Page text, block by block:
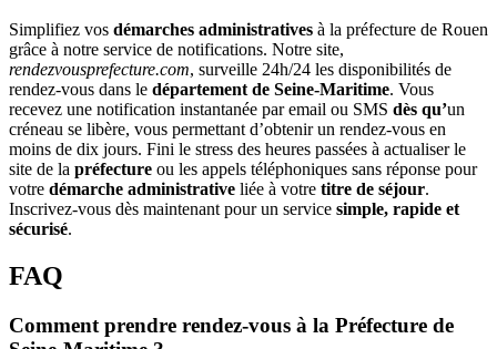
Simplifiez vos démarches administratives à la préfecture de Rouen
grâce à notre service de notifications. Notre site,
rendezvousprefecture.com, surveille 24h/24 les disponibilités de
rendez-vous dans le département de Seine-Maritime. Vous
recevez une notification instantanée par email ou SMS dès qu’un
créneau se libère, vous permettant d’obtenir un rendez-vous en
moins de dix jours. Fini le stress des heures passées à actualiser le
site de la préfecture ou les appels téléphoniques sans réponse pour
votre démarche administrative liée à votre titre de séjour.
Inscrivez-vous dès maintenant pour un service simple, rapide et
sécurisé.
FAQ
Comment prendre rendez-vous à la Préfecture de